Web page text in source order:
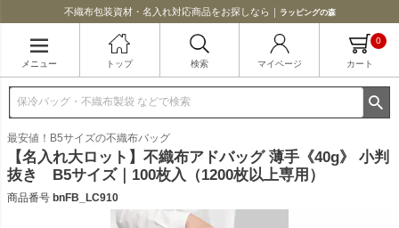
不織布包装資材・名入れ対応商品をお探しなら｜ ラッピングの森
メニュー トップ 検索 マイページ カート
0
最安値！B5サイズの不織布バッグ
【名入れ大ロット】不織布アドバッグ 薄手《40g》 小判
抜き B5サイズ｜100枚入（1200枚以上専用）
商品番号 bnFB_LC910